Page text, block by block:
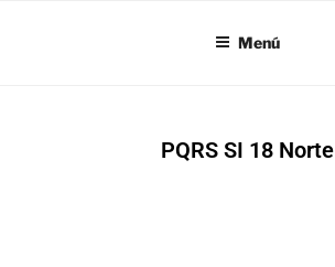
Menú
PQRS SI 18 Norte